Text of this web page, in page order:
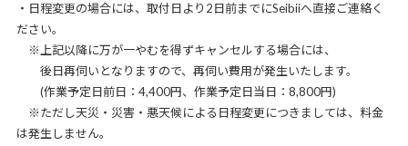
・日程変更の場合には、取付日より2日前までにSeibiiへ直接ご連絡く
ださい。
※上記以降に万が一やむを得ずキャンセルする場合には、
後日再伺いとなりますので、再伺い費用が発生いたします。
(作業予定日前日：4,400円、作業予定日当日：8,800円)
※ただし天災・災害・悪天候による日程変更につきましては、料金
は発生しません。